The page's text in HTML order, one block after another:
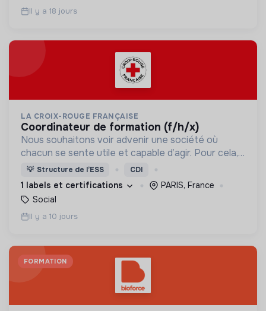
Il y a 18 jours
LA CROIX-ROUGE FRANÇAISE
coordinateur de formation (f/h/x)
Nous souhaitons voir advenir une société où
chacun se sente utile et capable d’agir. Pour cela,
nous proposons des moyens et des lieux
d’engagement innovants et adaptés à tous.
💡 Structure de l’ESS CDI
1 labels et certifications
PARIS, France
Social
Il y a 10 jours
FORMATION